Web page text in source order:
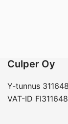
Culper Oy
Y-tunnus
VAT-ID